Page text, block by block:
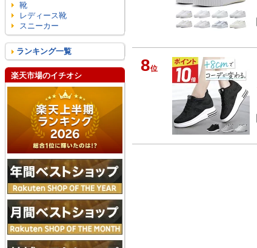
8位
靴
レディース靴
スニーカー
ランキング一覧
楽天市場のイチオシ